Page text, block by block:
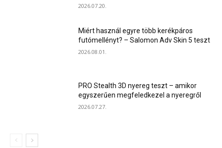
2026.07.20.
Miért használ egyre több kerékpáros
futómellényt? – Salomon Adv Skin 5 teszt
2026.08.01.
PRO Stealth 3D nyereg teszt – amikor
egyszerűen megfeledkezel a nyeregről
2026.07.27.